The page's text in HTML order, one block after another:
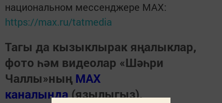
национальном мессенджере MАХ:
https://max.ru/tatmedia
Тагы да кызыклырак яңалыклар,
фото һәм видеолар «Шәһри
Чаллы»ның MAX
каналында(язылыгыз).